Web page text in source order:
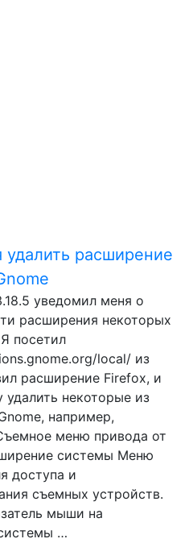
удалить расширение
уведомил меня о
расширения некоторых
посетил
local/ из
расширение Firefox, и
удалить некоторые из
например,
меню привода от
системы Меню
доступа и
съемных устройств.
мыши на
…